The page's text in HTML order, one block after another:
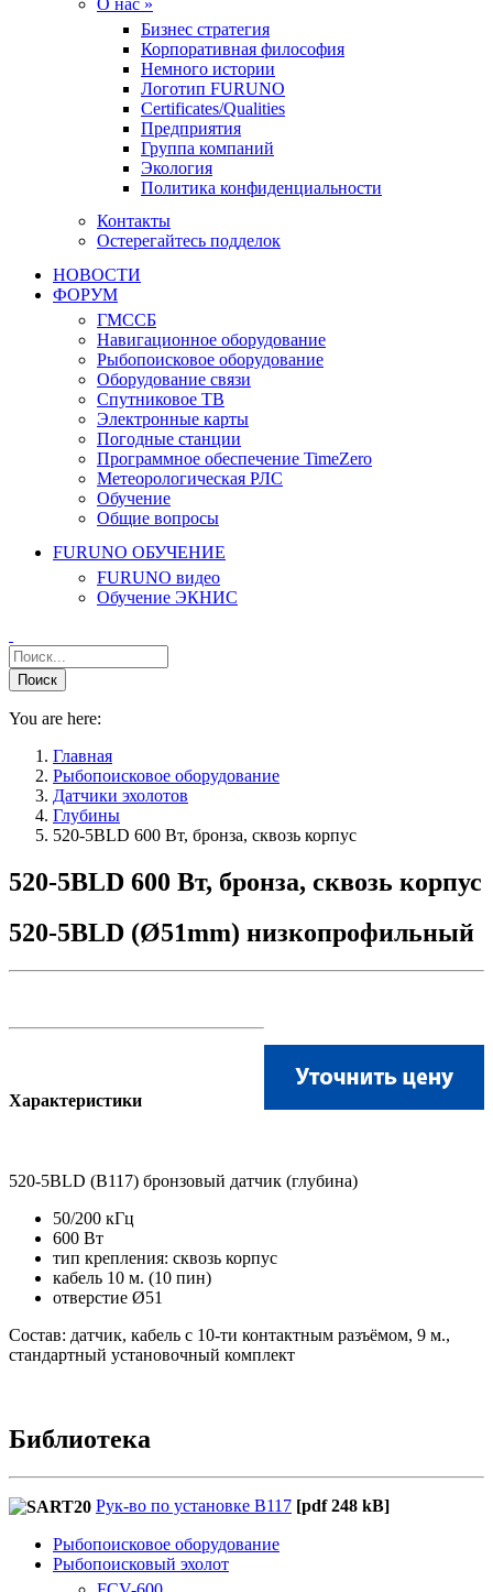
Бизнес стратегия
Корпоративная философия
Немного истории
Логотип FURUNO
Certificates/Qualities
Предприятия
Группа компаний
Экология
Политика конфиденциальности
Контакты
Остерегайтесь подделок
НОВОСТИ
ФОРУМ
ГМССБ
Навигационное оборудование
Рыбопоисковое оборудование
Оборудование связи
Спутниковое ТВ
Электронные карты
Погодные станции
Программное обеспечение TimeZero
Метеорологическая РЛС
Обучение
Общие вопросы
FURUNO ОБУЧЕНИЕ
FURUNO видео
Обучение ЭКНИС
You are here:
Главная
Рыбопоисковое оборудование
Датчики эхолотов
Глубины
520-5BLD 600 Вт, бронза, сквозь корпус
520-5BLD 600 Вт, бронза, сквозь корпус
520-5BLD (Ø51mm) низкопрофильный
Характеристики
520-5BLD (B117) бронзовый датчик (глубина)
50/200 кГц
600 Вт
тип крепления: сквозь корпус
кабель 10 м. (10 пин)
отверстие Ø51
Состав: датчик, кабель с 10-ти контактным разъёмом, 9 м.,
стандартный установочный комплект
Библиотека
Рук-во по установке B117 [pdf 248 kB]
Рыбопоисковое оборудование
Рыбопоисковый эхолот